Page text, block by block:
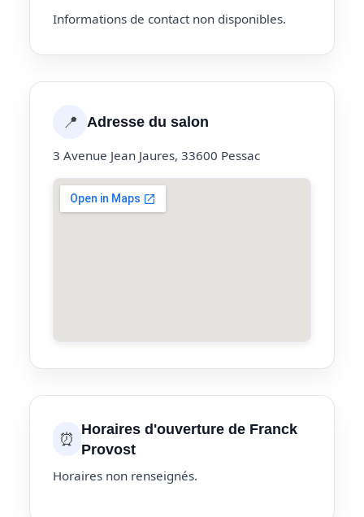
Informations de contact non disponibles.
📍 Adresse du salon
3 Avenue Jean Jaures, 33600 Pessac
⏰ Horaires d'ouverture de Franck
Provost
Horaires non renseignés.